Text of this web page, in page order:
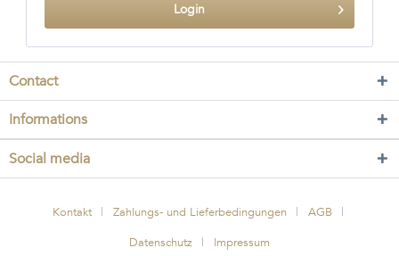
Login
Contact
Informations
Social media
Kontakt Zahlungs- und Lieferbedingungen
AGB
Datenschutz
Impressum